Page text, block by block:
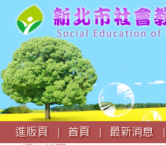
:::
進版頁 |
首頁 | 最新消息 |